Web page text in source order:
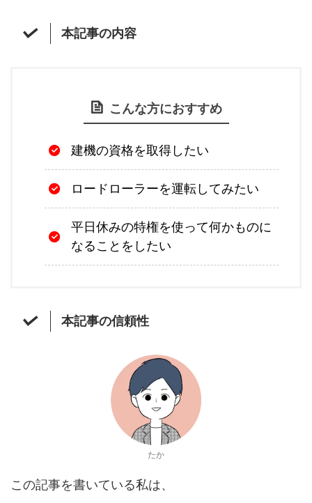
本記事の内容
こんな方におすすめ
建機の資格を取得したい
ロードローラーを運転してみたい
平日休みの特権を使って何かものに
なることをしたい
本記事の信頼性
たか
この記事を書いている私は、